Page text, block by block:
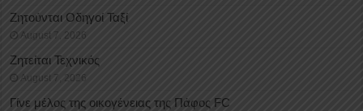
Ζητούνται Οδηγοί Ταξί
August 7, 2026
Ζητείται Τεχνικός
August 7, 2026
Γίνε μέλος της οικογένειας της Πάφος FC